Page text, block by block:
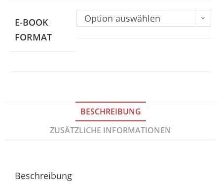
E-BOOK
FORMAT
Option auswählen
BESCHREIBUNG
ZUSÄTZLICHE INFORMATIONEN
Beschreibung